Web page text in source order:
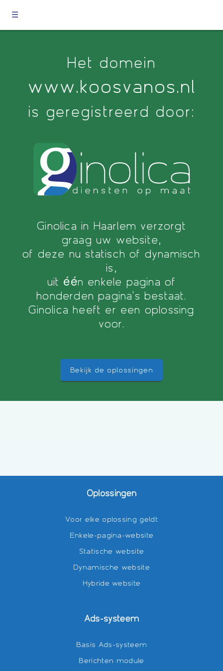
Het domein
www.koosvanos.nl
is geregistreerd door:
Ginolica in Haarlem verzorgt
graag uw website,
of deze nu statisch of dynamisch
is,
uit één enkele pagina of
honderden pagina's bestaat.
Ginolica heeft er een oplossing
voor.
Bekijk de oplossingen
☰
Oplossingen
Voor elke oplossing geldt
Enkele-pagina-website
Statische website
Dynamische website
Hybride website
Ads-systeem
Basis Ads-systeem
Berichten module